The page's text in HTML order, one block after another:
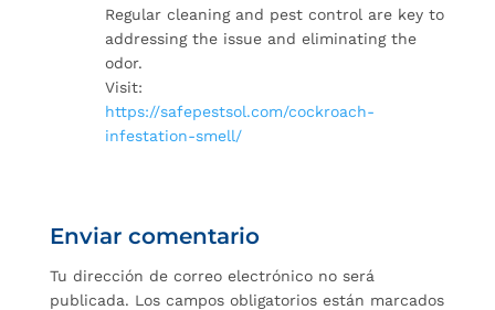
Regular cleaning and pest control are key to
addressing the issue and eliminating the
odor.
Visit:
https://safepestsol.com/cockroach-
infestation-smell/
Enviar comentario
Tu dirección de correo electrónico no será
publicada. Los campos obligatorios están marcados